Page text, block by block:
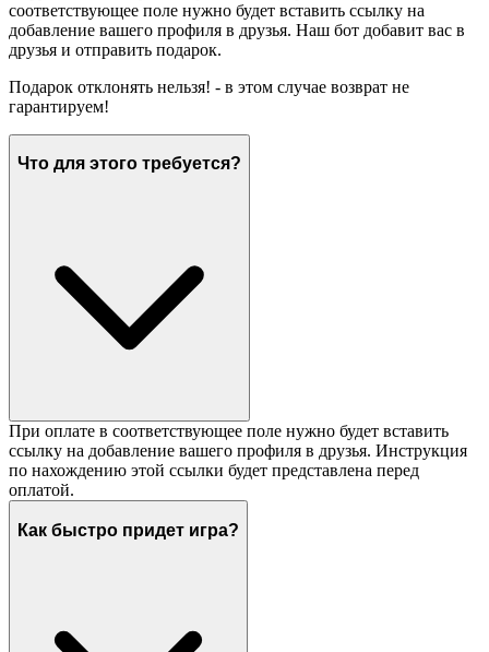
соответствующее поле нужно будет вставить ссылку на
добавление вашего профиля в друзья. Наш бот добавит вас в
друзья и отправить подарок.
Подарок отклонять нельзя! - в этом случае возврат не
гарантируем!
Что для этого требуется?
При оплате в соответствующее поле нужно будет вставить
ссылку на добавление вашего профиля в друзья. Инструкция
по нахождению этой ссылки будет представлена перед
оплатой.
Как быстро придет игра?